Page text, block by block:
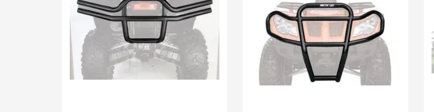
2011 550 H1 TRV PS EFT T3
2011 550 PS EFT IPM tungsten metallic
2011 550 TRV EFT LC IPM black 01
2011 550 TRV PS EFT cooper
2011 700 Diesel EFT green
2011 700 H1 FIS PS EFT T3 DESERT RED
2011 700 H1 FIS PS EFT T3 red